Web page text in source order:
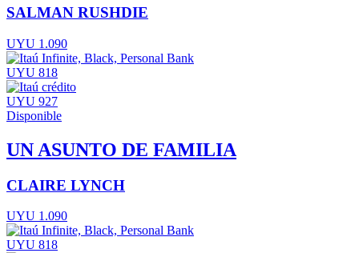
SALMAN RUSHDIE
UYU 1.090
UYU 818
UYU 927
Disponible
UN ASUNTO DE FAMILIA
CLAIRE LYNCH
UYU 1.090
UYU 818